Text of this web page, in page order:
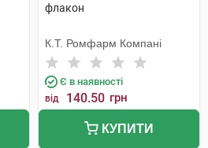
флакон
К.Т. Ромфарм Компані
Є в наявності
від 140.50 грн
КУПИТИ